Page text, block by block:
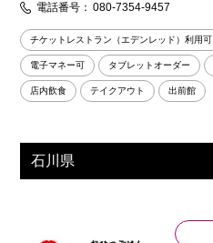
電話番号： 080-7354-9457
チケットレストラン（エデンレッド）利用可
電子マネー可 タブレットオーダー
店内飲食 テイクアウト 出前館
石川県